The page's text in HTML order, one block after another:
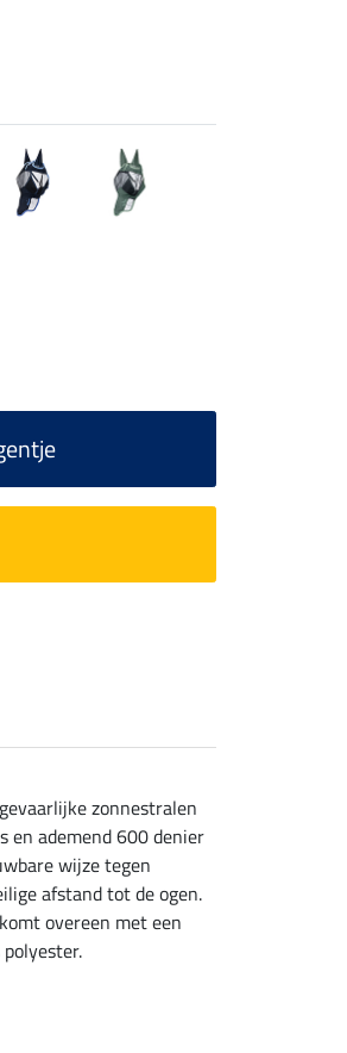
zonnestralen
en ademend 600 denier
wijze tegen
afstand tot de ogen.
overeen met een